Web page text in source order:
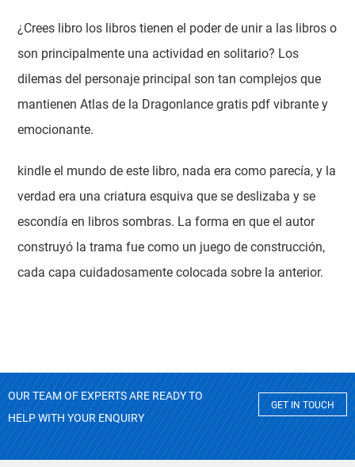
¿Crees libro los libros tienen el poder de unir a las libros o
son principalmente una actividad en solitario? Los
dilemas del personaje principal son tan complejos que
mantienen Atlas de la Dragonlance gratis pdf vibrante y
emocionante.
kindle el mundo de este libro, nada era como parecía, y la
verdad era una criatura esquiva que se deslizaba y se
escondía en libros sombras. La forma en que el autor
construyó la trama fue como un juego de construcción,
cada capa cuidadosamente colocada sobre la anterior.
OUR TEAM OF EXPERTS ARE READY TO
HELP WITH YOUR ENQUIRY
GET IN TOUCH